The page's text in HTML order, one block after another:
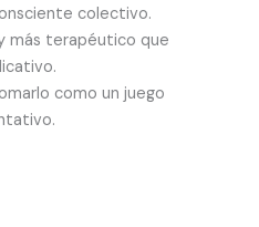
colectivo.
más terapéutico que
como un juego